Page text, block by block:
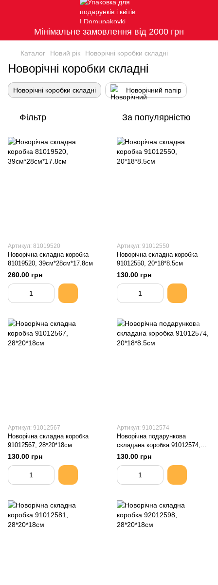
Мінімальне замовлення від 2000 грн
Каталог Новий рік Новорічні коробки складні
Новорічні коробки складні
Новорічні коробки складні Новорічний папір
Фільтр За популярністю
Артикул: 81019520
Новорічна складна коробка
81019520, 39см*28см*17.8см
260.00 грн
Артикул: 91012550
Новорічна складна коробка
91012550, 20*18*8.5см
130.00 грн
Артикул: 91012567
Новорічна складна коробка
91012567, 28*20*18см
130.00 грн
Артикул: 91012574
Новорічна подарункова
складана коробка 91012574,
20*18*8.5см
130.00 грн